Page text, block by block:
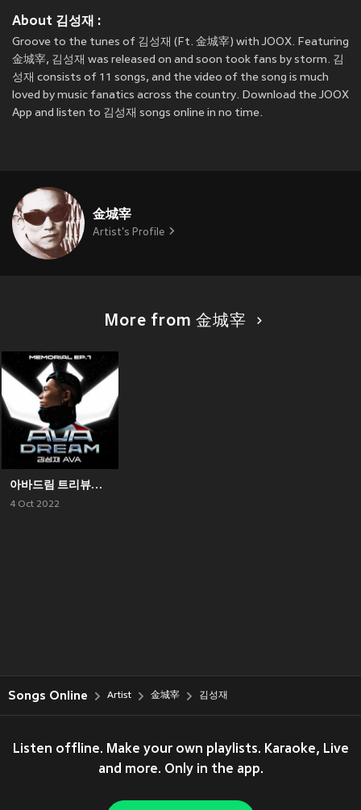
About 김성재 :
Groove to the tunes of 김성재 (Ft. 金城宰) with JOOX. Featuring
金城宰, 김성재 was released on and soon took fans by storm. 김
성재 consists of 11 songs, and the video of the song is much
loved by music fanatics across the country. Download the JOOX
App and listen to 김성재 songs online in no time.
金城宰
Artist's Profile
More from 金城宰
아바드림 트리뷰트 Memorial EP.1
4 Oct 2022
Songs Online Artist 金城宰 김성재
Listen offline. Make your own playlists. Karaoke, Live
and more. Only in the app.